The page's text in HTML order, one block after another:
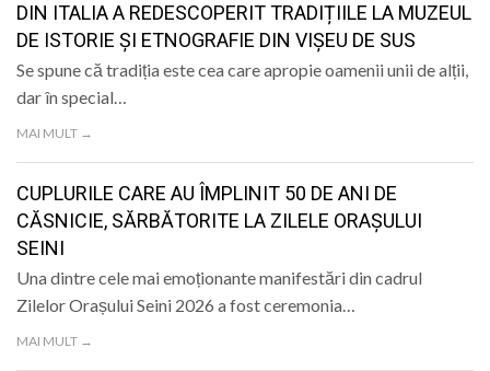
DIN ITALIA A REDESCOPERIT TRADIȚIILE LA MUZEUL
DE ISTORIE ȘI ETNOGRAFIE DIN VIȘEU DE SUS
Se spune că tradiția este cea care apropie oamenii unii de alții,
dar în special…
MAI MULT →
CUPLURILE CARE AU ÎMPLINIT 50 DE ANI DE
CĂSNICIE, SĂRBĂTORITE LA ZILELE ORAȘULUI
SEINI
Una dintre cele mai emoționante manifestări din cadrul
Zilelor Orașului Seini 2026 a fost ceremonia…
MAI MULT →